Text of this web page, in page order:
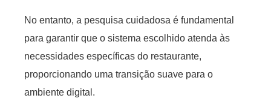
No entanto, a pesquisa cuidadosa é fundamental
para garantir que o sistema escolhido atenda às
necessidades específicas do restaurante,
proporcionando uma transição suave para o
ambiente digital.